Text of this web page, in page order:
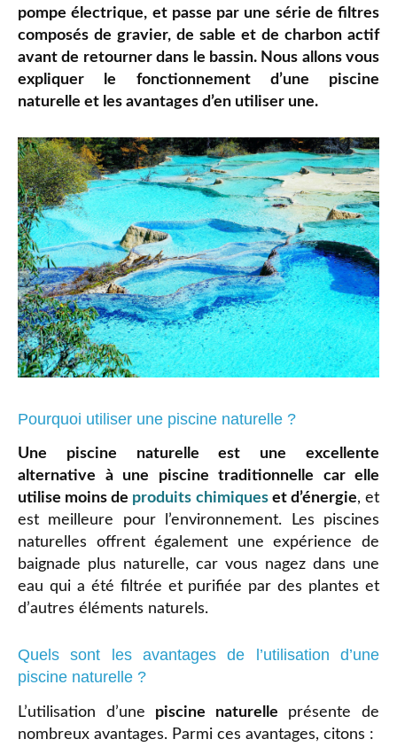
pompe électrique, et passe par une série de filtres
composés de gravier, de sable et de charbon actif
avant de retourner dans le bassin. Nous allons vous
expliquer le fonctionnement d’une piscine
naturelle et les avantages d’en utiliser une.
Pourquoi utiliser une piscine naturelle ?
Une piscine naturelle est une excellente
alternative à une piscine traditionnelle car elle
utilise moins de produits chimiqueset d’énergie, et
est meilleure pour l’environnement. Les piscines
naturelles offrent également une expérience de
baignade plus naturelle, car vous nagez dans une
eau qui a été filtrée et purifiée par des plantes et
d’autres éléments naturels.
Quels sont les avantages de l’utilisation d’une
piscine naturelle ?
L’utilisation d’une piscine naturelle présente de
nombreux avantages. Parmi ces avantages, citons :